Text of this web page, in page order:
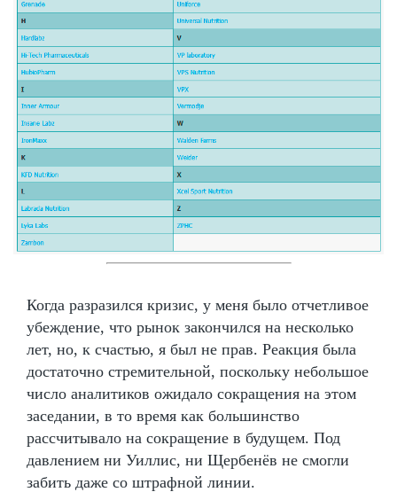
Когда разразился кризис, у меня было отчетливое
убеждение, что рынок закончился на несколько
лет, но, к счастью, я был не прав. Реакция была
достаточно стремительной, поскольку небольшое
число аналитиков ожидало сокращения на этом
заседании, в то время как большинство
рассчитывало на сокращение в будущем. Под
давлением ни Уиллис, ни Щербенёв не смогли
забить даже со штрафной линии.